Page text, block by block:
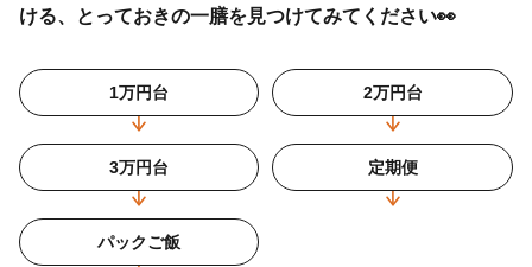
ける、とっておきの一膳を見つけてみてください👀
1万円台 2万円台
3万円台 定期便
パックご飯